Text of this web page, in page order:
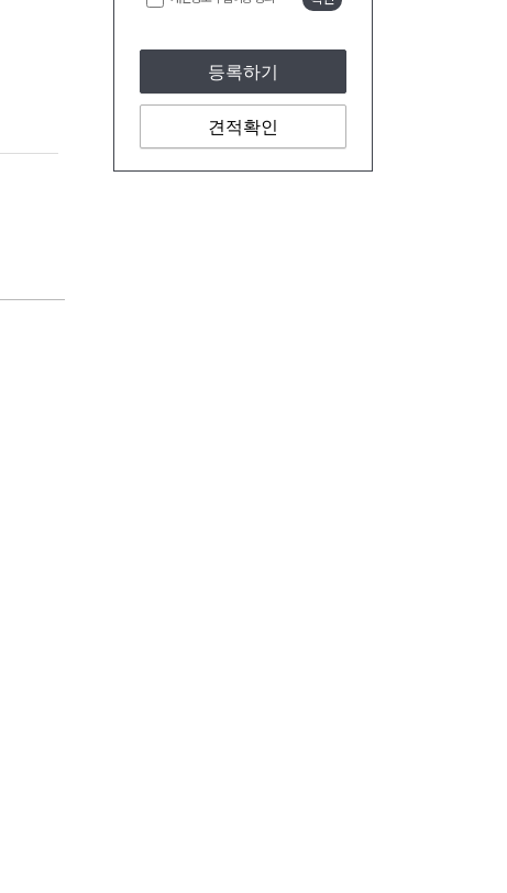
등록하기
견적확인